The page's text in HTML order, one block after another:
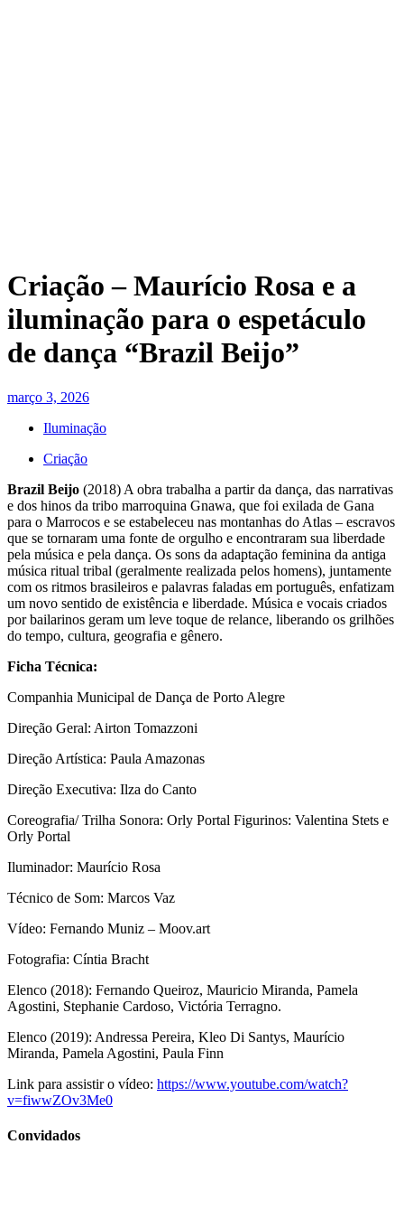
Criação – Maurício Rosa e a
iluminação para o espetáculo
de dança “Brazil Beijo”
março 3, 2026
Iluminação
Criação
Brazil Beijo (2018) A obra trabalha a partir da dança, das narrativas
e dos hinos da tribo marroquina Gnawa, que foi exilada de Gana
para o Marrocos e se estabeleceu nas montanhas do Atlas – escravos
que se tornaram uma fonte de orgulho e encontraram sua liberdade
pela música e pela dança. Os sons da adaptação feminina da antiga
música ritual tribal (geralmente realizada pelos homens), juntamente
com os ritmos brasileiros e palavras faladas em português, enfatizam
um novo sentido de existência e liberdade. Música e vocais criados
por bailarinos geram um leve toque de relance, liberando os grilhões
do tempo, cultura, geografia e gênero.
Ficha Técnica:
Companhia Municipal de Dança de Porto Alegre
Direção Geral: Airton Tomazzoni
Direção Artística: Paula Amazonas
Direção Executiva: Ilza do Canto
Coreografia/ Trilha Sonora: Orly Portal Figurinos: Valentina Stets e
Orly Portal
Iluminador: Maurício Rosa
Técnico de Som: Marcos Vaz
Vídeo: Fernando Muniz – Moov.art
Fotografia: Cíntia Bracht
Elenco (2018): Fernando Queiroz, Mauricio Miranda, Pamela
Agostini, Stephanie Cardoso, Victória Terragno.
Elenco (2019): Andressa Pereira, Kleo Di Santys, Maurício
Miranda, Pamela Agostini, Paula Finn
Link para assistir o vídeo: https://www.youtube.com/watch?
v=fiwwZOv3Me0
Convidados